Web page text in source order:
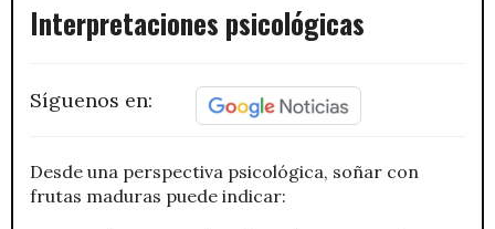
Interpretaciones psicológicas
Síguenos en:
Desde una perspectiva psicológica, soñar con
frutas maduras puede indicar: